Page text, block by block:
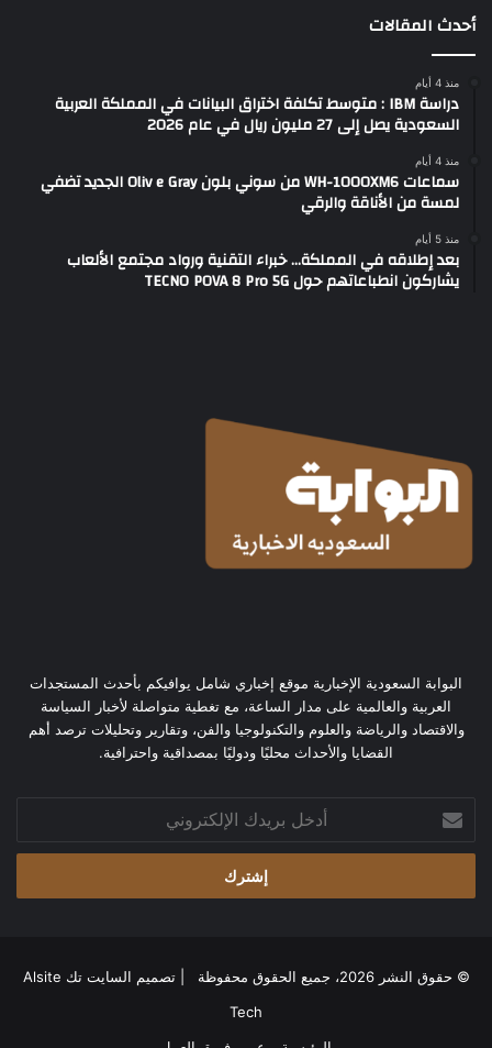
أحدث المقالات
منذ 4 أيام
دراسة IBM : متوسط تكلفة اختراق البيانات في المملكة العربية
السعودية يصل إلى 27 مليون ريال في عام 2026
منذ 4 أيام
سماعات WH-1000XM6 من سوني بلون Oliv e Gray الجديد تضفي
لمسة من الأناقة والرقي
منذ 5 أيام
بعد إطلاقه في المملكة… خبراء التقنية ورواد مجتمع الألعاب
يشاركون انطباعاتهم حول TECNO POVA 8 Pro 5G
البوابة السعودية الإخبارية موقع إخباري شامل يوافيكم بأحدث المستجدات
العربية والعالمية على مدار الساعة، مع تغطية متواصلة لأخبار السياسة
والاقتصاد والرياضة والعلوم والتكنولوجيا والفن، وتقارير وتحليلات ترصد أهم
القضايا والأحداث محليًا ودوليًا بمصداقية واحترافية.
بريدك
الإلكتروني
© حقوق النشر 2026، جميع الحقوق محفوظة | تصميم
السايت تك Alsite
Tech